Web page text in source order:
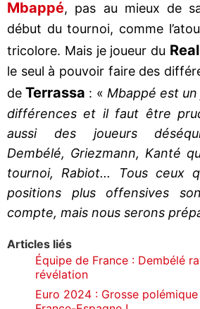
Mbappé, pas au mieux de
début du tournoi, comme
tricolore. Mais je joueur du
le seul à pouvoir faire des
deTerrassa : « Mbappé est
différences et il faut être
aussi des joueurs
Dembélé, Griezmann, Kanté
tournoi, Rabiot... Tous ceux
positions plus offensives
compte, mais nous serons
Articles liés
Équipe de France : Dembélé
révélation
Euro 2024 : Grosse